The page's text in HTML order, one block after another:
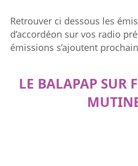
Retrouver ci dessous les
d’accordéon sur vos radio
émissions s’ajoutent
LE BALAPAP SUR